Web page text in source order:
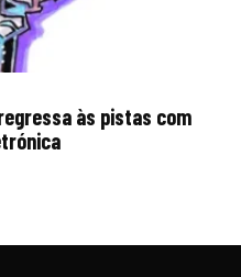
às pistas com